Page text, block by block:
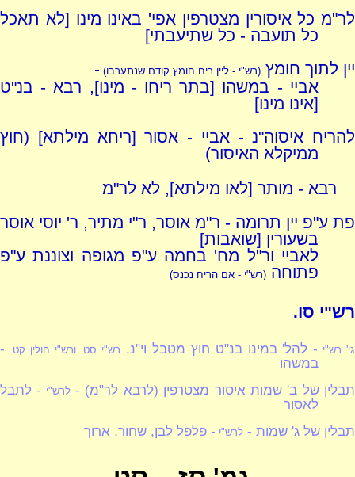
לר"מ כל איסורין מצטרפין אפי' באינו מינו [לא תאכל
כל תועבה - כל שתיעבתי]
יין לתוך חומץ (רש"י - ליין ריח חומץ קודם שנתערבו) -
אביי - במשהו [בתר ריחו - מינו], רבא - בנ"ט
[אינו מינו]
להריח איסוה"נ - אביי - אסור [ריחא מילתא] (חוץ
ממיקלא האיסור)
רבא - מותר [לאו מילתא], לא לר"מ
פת ע"פ יין תרומה - ר"מ אוסר, ר"י מתיר, ר' יוסי אוסר
בשעורין [שואבות]
לאביי ור"ל מח' בחמה ע"פ מגופה וצוננת ע"פ
פתוחה(רש"י - אם הריח נכנס)
רש"י סו.
גי' רש"י - להל' במינו בנ"ט חוץ מטבל וי"נ, רש"י סט. ורש"י חולין קט. -
במשהו
תבלין של ב' שמות איסור מצטרפין (לרבא לר"מ) -לרש"י - לתבל
לאסור
תבלין של ג' שמות - לרש"י - פלפל לבן, שחור, ארוך